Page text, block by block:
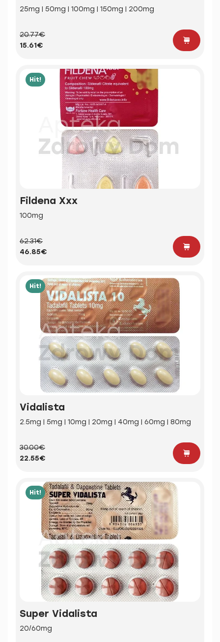
25mg | 50mg | 100mg | 150mg | 200mg
20.77€
15.61€
Hit!
Fildena Xxx
100mg
62.31€
46.85€
Hit!
Vidalista
2.5mg | 5mg | 10mg | 20mg | 40mg | 60mg | 80mg
30.00€
22.55€
Hit!
Super Vidalista
20/60mg